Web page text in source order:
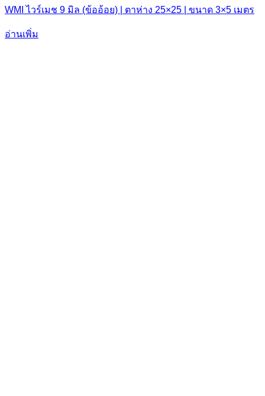
WMI ไวร์เมช 9 มิล (ข้ออ้อย) | ตาห่าง 25×25 | ขนาด 3×5 เมตร
อ่านเพิ่ม